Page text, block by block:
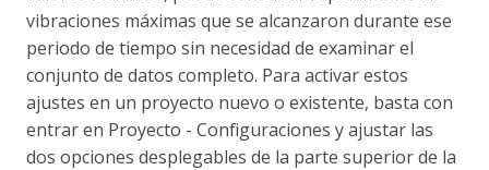
vibraciones máximas que se alcanzaron durante ese
periodo de tiempo sin necesidad de examinar el
conjunto de datos completo. Para activar estos
ajustes en un proyecto nuevo o existente, basta con
entrar en Proyecto - Configuraciones y ajustar las
dos opciones desplegables de la parte superior de la